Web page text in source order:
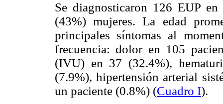
Se diagnosticaron 126 EUP
(43%) mujeres. La edad
principales síntomas al
frecuencia: dolor en 105
(IVU) en 37 (32.4%),
(7.9%), hipertensión arterial
un paciente (0.8%) (Cuadro I).